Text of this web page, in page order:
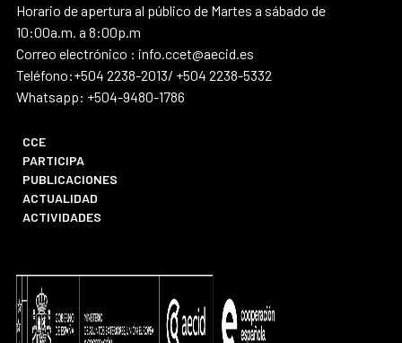
Horario de apertura al público de Martes a sábado de
10:00a.m. a 8:00p.m
Correo electrónico : info.ccet@aecid.es
Teléfono:+504 2238-2013/ +504 2238-5332
Whatsapp: +504-9480-1786
CCE
PARTICIPA
PUBLICACIONES
ACTUALIDAD
ACTIVIDADES